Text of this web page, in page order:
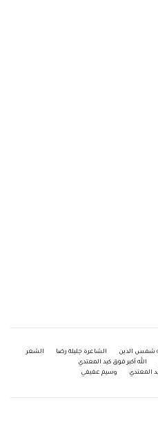
شمس الدين الشاعرة جليلة رضا
الشعر
الله أكبر فوق كيد المعتدي
المعتدي
وسيم عفيفي